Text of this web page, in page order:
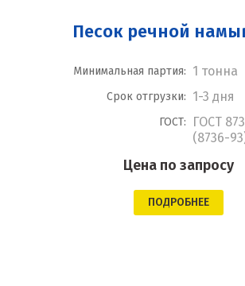
Песок речной
Минимальная партия: 1 тонна
Срок отгрузки: 1-3 дня
ГОСТ:
ГОСТ
(8736-
Цена по запросу
ПОДРОБНЕЕ